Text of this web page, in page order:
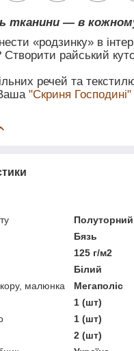
тканини — в
«родзинку» в
Створити райський
речей та
"Скриня Господині"
Полуторний
Бязь
125 г/м2
Білий
малюнка
Мегаполіс
1 (шт)
1 (шт)
2 (шт)